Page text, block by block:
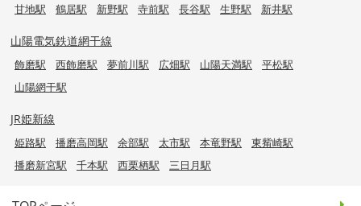
甘地駅
鶴居駅 新野駅 寺前駅 長谷駅 生野駅 新井駅
山陽電気鉄道網干線
飾磨駅 西飾磨駅 夢前川駅 広畑駅 山陽天満駅
平松駅
山陽網干駅
JR姫新線
姫路駅 播磨高岡駅 余部駅 太市駅 本竜野駅
東觜崎駅
播磨新宮駅
千本駅 西栗栖駅 三日月駅